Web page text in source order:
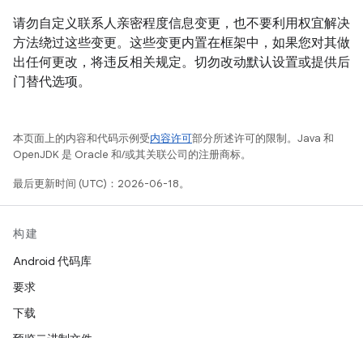
请勿自定义联系人亲密程度信息变更，也不要利用权宜解决
方法绕过这些变更。这些变更内置在框架中，如果您对其做
出任何更改，将违反相关规定。切勿改动默认设置或提供后
门替代选项。
本页面上的内容和代码示例受内容许可部分所述许可的限制。Java 和
OpenJDK 是 Oracle 和/或其关联公司的注册商标。
最后更新时间 (UTC)：2026-06-18。
构建
Android 代码库
要求
下载